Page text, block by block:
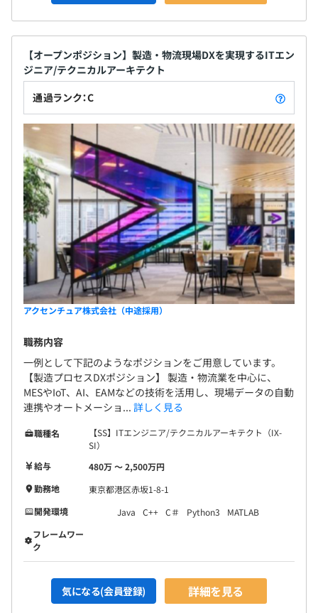
【オープンポジション】製造・物流現場DXを実現するITエン
ジニア/テクニカルアーキテクト
通過ランク：C
アクセンチュア株式会社（中途採用）
職務内容
一例として下記のようなポジションをご用意しています。
【製造プロセスDXポジション】 製造・物流業を中心に、
MESやIoT、AI、EAMなどの技術を活用し、現場データの自動
連携やオートメーショ... 詳しく見る
職種名
【SS】ITエンジニア/テクニカルアーキテクト（IX-
SI）
給与
480万 〜 2,500万円
勤務地
東京都港区赤坂1-8-1
開発環境
Java C++ C＃ Python3
MATLAB
フレームワー
ク
気になる(会員登録) 詳細を見る